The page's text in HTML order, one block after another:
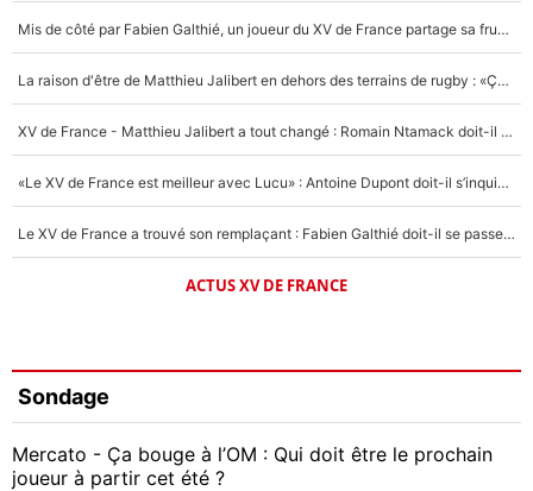
Mis de côté par Fabien Galthié, un joueur du XV de France partage sa frustration : «ils ne me l’ont pas dit tout de suite»
La raison d'être de Matthieu Jalibert en dehors des terrains de rugby : «Ça m'atteint autant que si tu touches à un membre de ma famille»
XV de France - Matthieu Jalibert a tout changé : Romain Ntamack doit-il s’inquiéter pour sa place à un an de la Coupe du monde ?
«Le XV de France est meilleur avec Lucu» : Antoine Dupont doit-il s’inquiéter pour sa place ?
Le XV de France a trouvé son remplaçant : Fabien Galthié doit-il se passer d'Antoine Dupont ?
ACTUS XV DE FRANCE
Sondage
Mercato - Ça bouge à l’OM : Qui doit être le prochain
joueur à partir cet été ?